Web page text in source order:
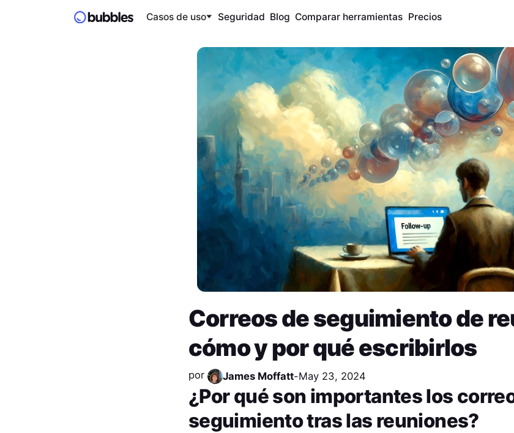
Casos de uso Seguridad Blog Comparar herramientas Precios
Correos de seguimiento de
cómo y por qué escribirlos
por James Moffatt-May 23, 2024
¿Por qué son importantes los
seguimiento tras las reuniones?